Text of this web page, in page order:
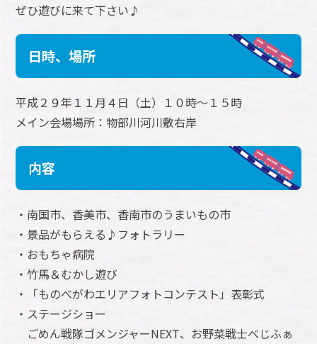
ぜひ遊びに来て下さい♪
日時、場所
平成２９年１１月４日（土）１０時～１５時
メイン会場場所：物部川河川敷右岸
内容
・南国市、香美市、香南市のうまいもの市
・景品がもらえる♪フォトラリー
・おもちゃ病院
・竹馬＆むかし遊び
・「ものべがわエリアフォトコンテスト」表彰式
・ステージショー
ごめん戦隊ゴメンジャーNEXT、お野菜戦士べじふぁ